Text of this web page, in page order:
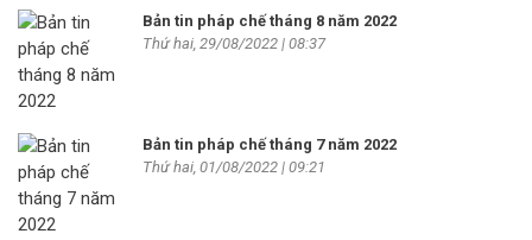
Bản tin pháp chế tháng 8 năm 2022
Thứ hai, 29/08/2022 | 08:37
Bản tin pháp chế tháng 7 năm 2022
Thứ hai, 01/08/2022 | 09:21